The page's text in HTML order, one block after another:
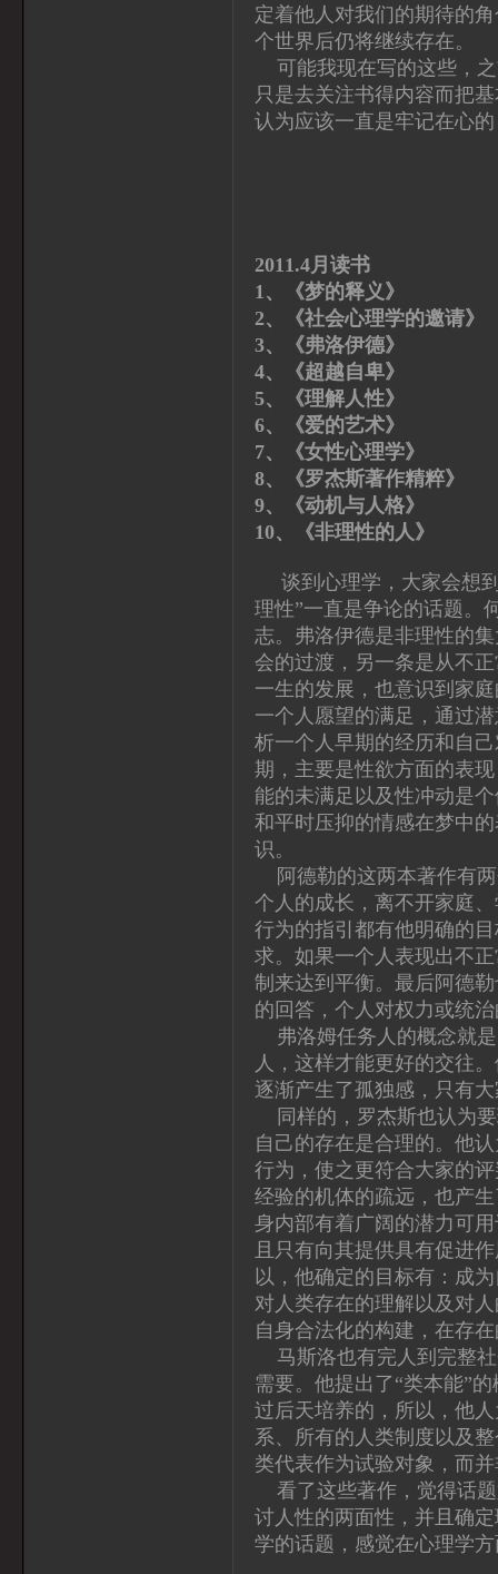
定着他人对我们的期待的
个世界后仍将继续存在。
可能我现在写的这些，之
只是去关注书得内容而把
认为应该一直是牢记在心
2011.4月读书
1、《梦的释义
2、《社会心理学的邀
3、《弗洛伊德》
4、《超越自卑
5、《理解人性
6、《爱的艺术
7、《女性心理学
8、《罗杰斯著作精粹
9、《动机与人格
10、《非理性的人
谈到心理学，大家会想
理性”一直是争论的话题。
志。弗洛伊德是非理性的
会的过渡，另一条是从不
一生的发展，也意识到家
一个人愿望的满足，通过
析一个人早期的经历和自
期，主要是性欲方面的表
能的未满足以及性冲动是
和平时压抑的情感在梦中
识。
阿德勒的这两本著作有两
个人的成长，离不开家庭
行为的指引都有他明确的
求。如果一个人表现出不
制来达到平衡。最后阿德
的回答，个人对权力或统
弗洛姆任务人的概念就是
人，这样才能更好的交往
逐渐产生了孤独感，只有
同样的，罗杰斯也认为要
自己的存在是合理的。他
行为，使之更符合大家的
经验的机体的疏远，也产
身内部有着广阔的潜力可
且只有向其提供具有促进
以，他确定的目标有：成
对人类存在的理解以及对
自身合法化的构建，在存
马斯洛也有完人到完整社
需要。他提出了“类本能”
过后天培养的，所以，他
系、所有的人类制度以及
类代表作为试验对象，而
看了这些著作，觉得话题
讨人性的两面性，并且确
学的话题，感觉在心理学